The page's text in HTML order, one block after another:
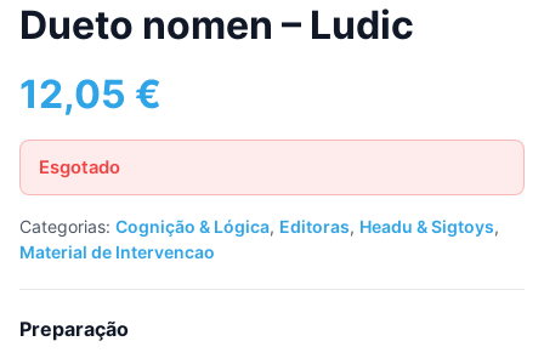
Dueto nomen – Ludic
12,05 €
Esgotado
Categorias: Cognição & Lógica, Editoras, Headu & Sigtoys,
Material de Intervencao
Preparação